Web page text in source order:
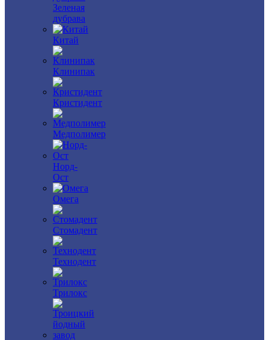
Зеленая
дубрава
Китай
Клинипак
Кристидент
Медполимер
Норд-
Ост
Омега
Стомадент
Технодент
Трилокс